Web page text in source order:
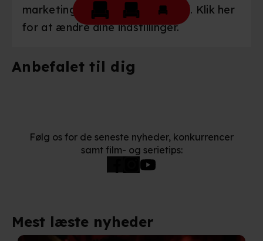
marketingcookies være slået til. Klik her
for at ændre dine indstillinger.
Anbefalet til dig
Følg os for de seneste nyheder, konkurrencer
samt film- og serietips:
Mest læste nyheder